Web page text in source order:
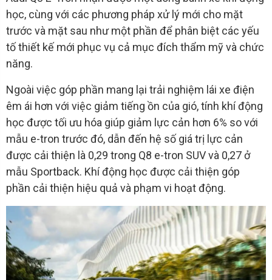
học, cùng với các phương pháp xử lý mới cho mặt
trước và mặt sau như một phần để phân biệt các yếu
tố thiết kế mới phục vụ cả mục đích thẩm mỹ và chức
năng.
Ngoài việc góp phần mang lại trải nghiệm lái xe điện
êm ái hơn với việc giảm tiếng ồn của gió, tính khí động
học được tối ưu hóa giúp giảm lực cản hơn 6% so với
mẫu e-tron trước đó, dẫn đến hệ số giá trị lực cản
được cải thiện là 0,29 trong Q8 e-tron SUV và 0,27 ở
mẫu Sportback. Khí động học được cải thiện góp
phần cải thiện hiệu quả và phạm vi hoạt động.